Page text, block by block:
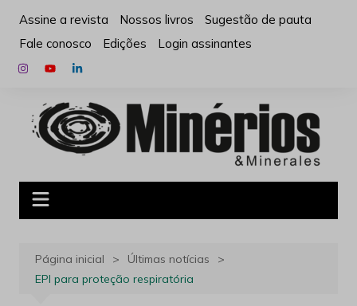
para
conteúdo
Assine a revista Nossos livros
Sugestão de pauta
Fale conosco
Edições Login assinantes
Página inicial
Últimas notícias
EPI para proteção respiratória